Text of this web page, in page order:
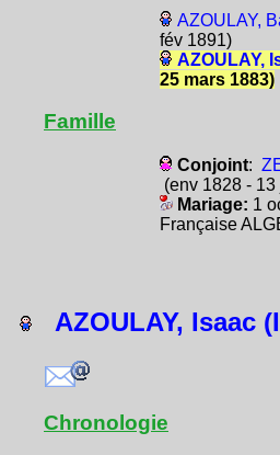
AZOULAY,
fév 1891)
AZOULAY,
25 mars 1883)
Famille
Conjoint:
(env 1828 -
Mariage: 1
Française
AZOULAY, Isaac
Chronologie